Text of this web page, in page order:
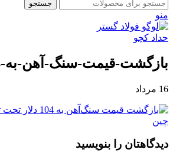
جستجو
منو
بازگشت-قیمت-سنگ-آهن-به-104-دلار
16 مرداد
دیدگاهتان را بنویسید